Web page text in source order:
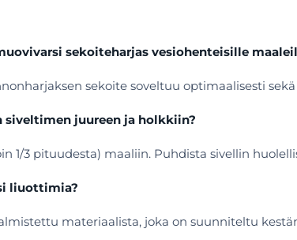
sekoiteharjas vesiohenteisille
sekoite soveltuu optimaalisesti
juureen ja holkkiin?
1/3 pituudesta) maaliin. Puhdista sivellin
liuottimia?
materiaalista, joka on suunniteltu